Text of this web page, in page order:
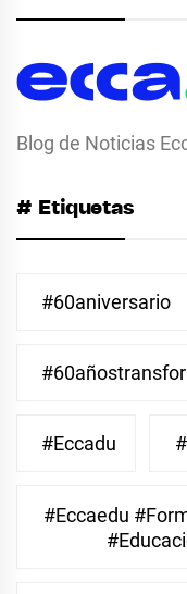
Blog de Noticias
# Etiquetas
#60aniversario
#eccadu
#eccaedu